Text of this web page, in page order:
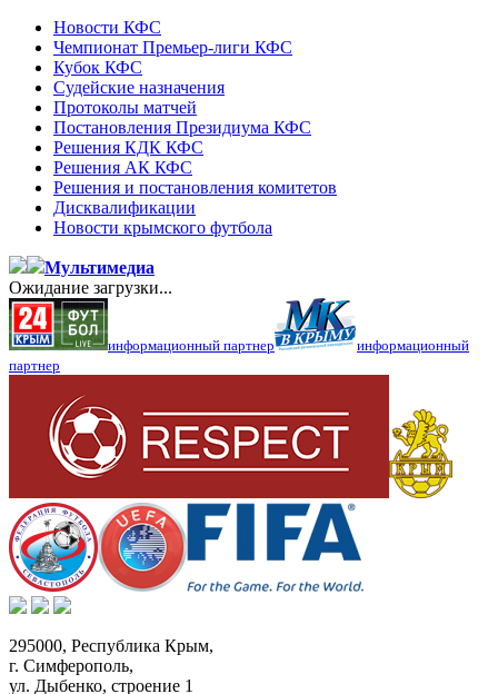
Новости КФС
Чемпионат Премьер-лиги КФС
Кубок КФС
Судейские назначения
Протоколы матчей
Постановления Президиума КФС
Решения КДК КФС
Решения АК КФС
Решения и постановления комитетов
Дисквалификации
Новости крымского футбола
Мультимедиа
Ожидание загрузки...
информационный партнер
информационный
партнер
295000, Республика Крым,
г. Симферополь,
ул. Дыбенко, строение 1